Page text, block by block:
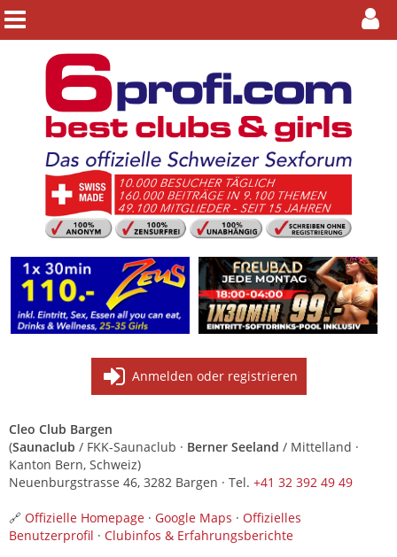
Anmelden oder registrieren
Cleo Club Bargen
(Saunaclub / FKK-Saunaclub · Berner Seeland / Mittelland ·
Kanton Bern, Schweiz)
Neuenburgstrasse 46, 3282 Bargen · Tel. +41 32 392 49 49
🔗 Offizielle Homepage · Google Maps · Offizielles
Benutzerprofil · Clubinfos & Erfahrungsberichte